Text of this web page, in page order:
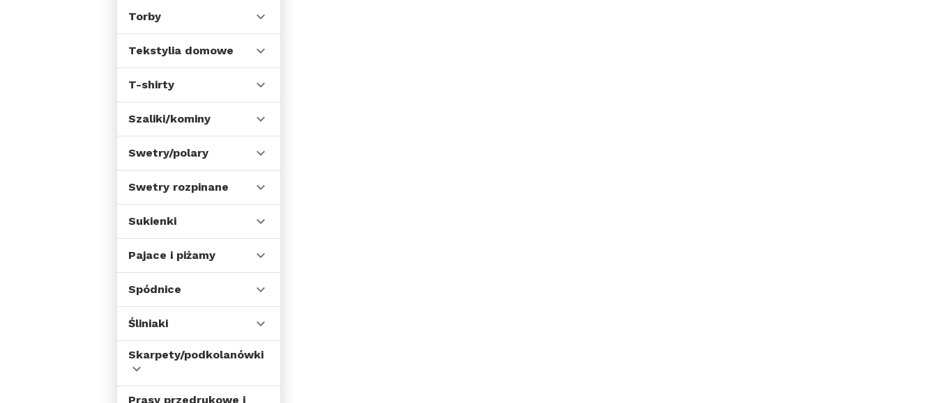
Torby
Tekstylia domowe
T-shirty
Szaliki/kominy
Swetry/polary
Swetry rozpinane
Sukienki
Pajace i piżamy
Spódnice
Śliniaki
Skarpety/podkolanówki
Prasy przedrukowe i